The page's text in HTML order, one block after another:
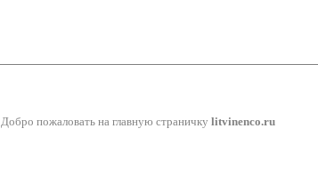
Добро пожаловать на главную страничку litvinenco.ru